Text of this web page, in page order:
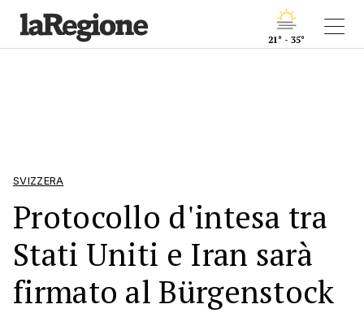
21° - 35°
SVIZZERA
Protocollo d'intesa tra
Stati Uniti e Iran sarà
firmato al Bürgenstock